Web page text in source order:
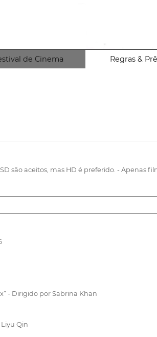
de Cinema Regras &
são aceitos, mas HD é preferido. - Apenas
- Dirigido por Sabrina Khan
Qin